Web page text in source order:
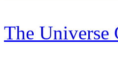
The Universe